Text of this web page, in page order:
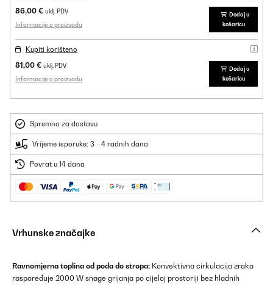
86,00 € uklj. PDV
Informacije o proizvodu
Dodaj u
košaricu
Kupiti korišteno
81,00 € uklj. PDV
Informacije o proizvodu
Dodaj u
košaricu
Spremno za dostavu
Vrijeme isporuke: 3 - 4 radnih dana
Povrat u 14 dana
Vrhunske značajke
Ravnomjerna toplina od poda do stropa: Konvektivna cirkulacija zraka
raspoređuje 2000 W snage grijanja po cijeloj prostoriji bez hladnih